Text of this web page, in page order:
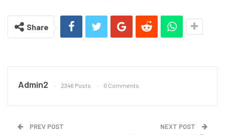
Share
Admin2 2346 Posts 0 Comments
PREV POST NEXT POST